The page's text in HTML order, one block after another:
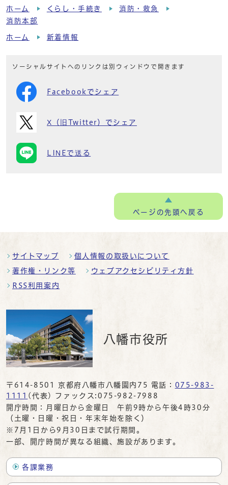
ホーム くらし・手続き
消防・救急
消防本部
ホーム 新着情報
ソーシャルサイトへのリンクは別ウィンドウで開きます
Facebookでシェア
X（旧Twitter）でシェア
LINEで送る
ページの先頭へ戻る
サイトマップ 個人情報の取扱いについて
著作権・リンク等 ウェブアクセシビリティ方針
RSS利用案内
八幡市役所
〒614-8501 京都府八幡市八幡園内75 電話： 075-983-
1111 (代表) ファックス:075-982-7988
開庁時間：月曜日から金曜日 午前9時から午後4時30分
（土曜・日曜・祝日・年末年始を除く）
※7月1日から9月30日まで試行期間。
一部、開庁時間が異なる組織、施設があります。
各課業務